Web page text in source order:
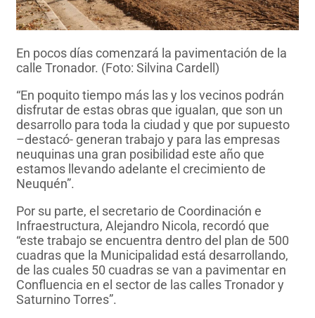
En pocos días comenzará la pavimentación de la
calle Tronador. (Foto: Silvina Cardell)
“En poquito tiempo más las y los vecinos podrán
disfrutar de estas obras que igualan, que son un
desarrollo para toda la ciudad y que por supuesto
–destacó- generan trabajo y para las empresas
neuquinas una gran posibilidad este año que
estamos llevando adelante el crecimiento de
Neuquén”.
Por su parte, el secretario de Coordinación e
Infraestructura, Alejandro Nicola, recordó que
“este trabajo se encuentra dentro del plan de 500
cuadras que la Municipalidad está desarrollando,
de las cuales 50 cuadras se van a pavimentar en
Confluencia en el sector de las calles Tronador y
Saturnino Torres”.